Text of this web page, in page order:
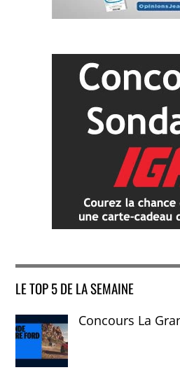
LE TOP 5 DE LA SEMAINE
Concours La